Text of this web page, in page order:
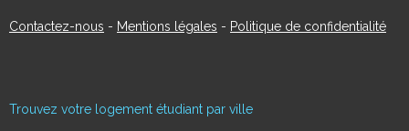
Contactez-nous - Mentions légales - Politique de confidentialité
Trouvez votre logement étudiant par ville